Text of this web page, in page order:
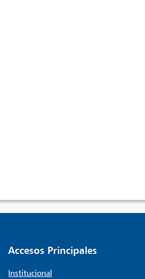
Accesos Principales
Institucional